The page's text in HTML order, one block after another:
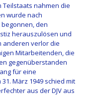
nahmen die
wurde nach
begonnen, den
herauszulösen und
anderen verlor die
Mitarbeitenden, die
gegenüberstanden
für eine
März 1949 schied mit
aus der DJV aus